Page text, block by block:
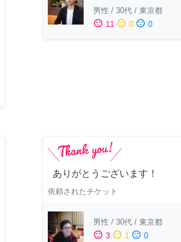
男性 / 30代 / 東京都
sentiment_satisfied 11 sentiment_neutral 0 sentiment_dissatisfied 0
ありがとうございます！
依頼されたチケット
男性 / 30代 / 東京都
sentiment_satisfied 3 sentiment_neutral 1 sentiment_dissatisfied 0